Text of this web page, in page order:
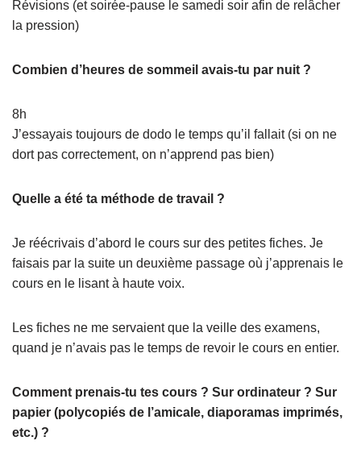
Révisions (et soirée-pause le samedi soir afin de relâcher
la pression)
Combien d’heures de sommeil avais-tu par nuit ?
8h
J’essayais toujours de dodo le temps qu’il fallait (si on ne
dort pas correctement, on n’apprend pas bien)
Quelle a été ta méthode de travail ?
Je réécrivais d’abord le cours sur des petites fiches. Je
faisais par la suite un deuxième passage où j’apprenais le
cours en le lisant à haute voix.
Les fiches ne me servaient que la veille des examens,
quand je n’avais pas le temps de revoir le cours en entier.
Comment prenais-tu tes cours ? Sur ordinateur ? Sur
papier (polycopiés de l’amicale, diaporamas imprimés,
etc.) ?